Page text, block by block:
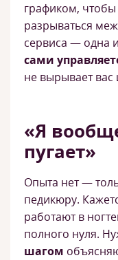
графиком,
разрываться
сервиса — одна
сами
не вырывает
«Я
пугает»
Опыта нет —
педикюру.
работают в
полного нуля.
шагом